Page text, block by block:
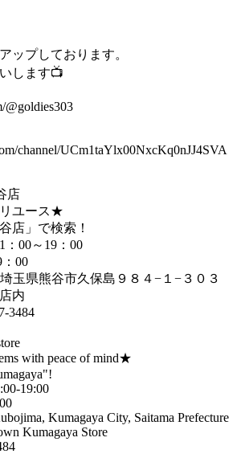
ップしております。
します📺
@goldies303
channel/UCm1taYlx00NxcKq0nJJ4SVA
店
ユース★
店」で検索！
00～19：00
00
玉県熊谷市久保島９８４−１−３０３
内
3484​
with peace of mind★
19:00
Kumagaya City, Saitama Prefecture
Kumagaya Store